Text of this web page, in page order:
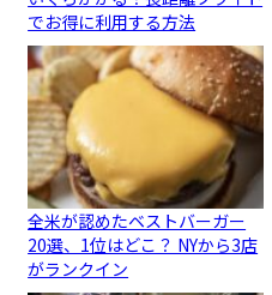
でお得に利用する方法
全米が認めたベストバーガー
20選、1位はどこ？ NYから3店
がランクイン